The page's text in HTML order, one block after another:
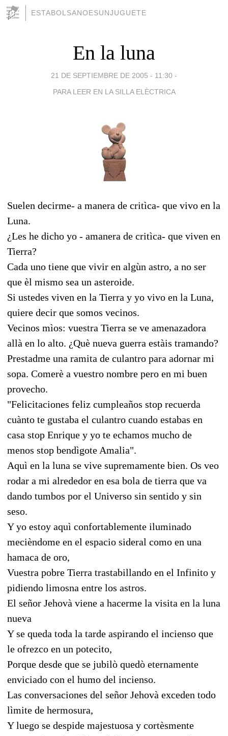
ESTABOLSANOESUNJUGUETE
En la luna
21 DE SEPTIEMBRE DE 2005 - 11:30 -
PARA LEER EN LA SILLA ELÈCTRICA
Suelen decirme- a manera de critìca- que vivo en la
Luna.
¿Les he dicho yo - amanera de critìca- que viven en
Tierra?
Cada uno tiene que vivir en algùn astro, a no ser
que èl mismo sea un asteroide.
Si ustedes viven en la Tierra y yo vivo en la Luna,
quiere decir que somos vecinos.
Vecinos mìos: vuestra Tierra se ve amenazadora
allà en lo alto. ¿Què nueva guerra estàis tramando?
Prestadme una ramita de culantro para adornar mi
sopa. Comerè a vuestro nombre pero en mi buen
provecho.
"Felicitaciones feliz cumpleaños stop recuerda
cuànto te gustaba el culantro cuando estabas en
casa stop Enrique y yo te echamos mucho de
menos stop bendìgote Amalia".
Aquì en la luna se vive supremamente bien. Os veo
rodar a mi alrededor en esa bola de tierra que va
dando tumbos por el Universo sin sentido y sin
seso.
Y yo estoy aquì confortablemente iluminado
mecièndome en el espacio sideral como en una
hamaca de oro,
Vuestra pobre Tierra trastabillando en el Infinito y
pidiendo limosna entre los astros.
El señor Jehovà viene a hacerme la visita en la luna
nueva
Y se queda toda la tarde aspirando el incienso que
le ofrezco en un potecito,
Porque desde que se jubilò quedò eternamente
enviciado con el humo del incienso.
Las conversaciones del señor Jehovà exceden todo
lìmite de hermosura,
Y luego se despide majestuosa y cortèsmente